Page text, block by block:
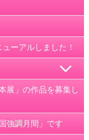
ーアルしました！
ょう
展」の作品を募集し
強調月間」です